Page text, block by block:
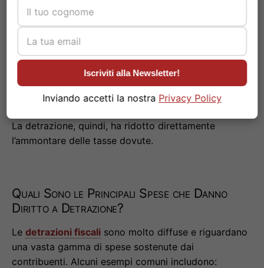
Come Funziona Praticamente?
Riprendiamo l’esempio precedente. Supponiamo che,
dopo aver calcolato l’
imponibile
sia di 5.000 euro. Se avete diritto a
detrazioni fiscali
per un totale di 1.000 euro, l’imposta nettache
La detrazione, quindi, ha ridotto direttamente
l’ammontare delle tasse dovute.
Quali Sono le Principali Spese che Danno
Diritto a Detrazione?
Le detrazioni fiscali sono molto diffuse e riguardano
una vasta gamma di spese sostenute dai
contribuenti. Alcuni esempi comuni includono:
Iscriviti alla Newsletter!
Inviando accetti la nostra Privacy Policy